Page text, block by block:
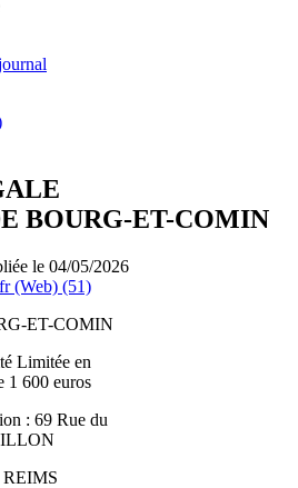
BOURG-ET-COMIN
le 04/05/2026
(Web) (51)
ET-COMIN
Limitée en
1 600 euros
: 69 Rue du
REIMS